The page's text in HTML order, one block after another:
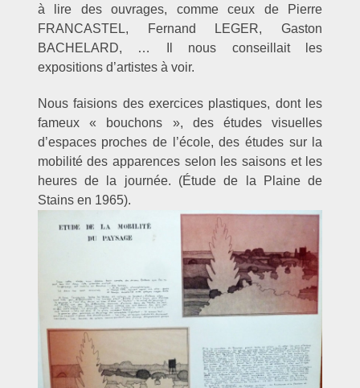
à lire des ouvrages, comme ceux de Pierre
FRANCASTEL, Fernand LEGER, Gaston
BACHELARD, … Il nous conseillait les
expositions d’artistes à voir.
Nous faisions des exercices plastiques, dont les
fameux « bouchons », des études visuelles
d’espaces proches de l’école, des études sur la
mobilité des apparences selon les saisons et les
heures de la journée. (Étude de la Plaine de
Stains en 1965).